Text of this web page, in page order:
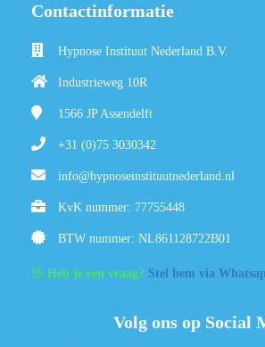
Contactinformatie
Hypnose Instituut Nederland B.V.
Industrieweg 10R
1566 JPAssendelft
+31 (0)75 3030342
info@hypnoseinstituutnederland.nl
KvK nummer: 77755448
BTW nummer: NL861128722B01
👋 Heb je een vraag? Stel hem via
Volg ons op Social